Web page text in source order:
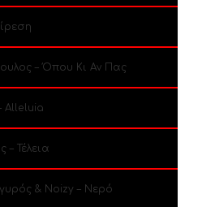
– Όπου Κι Αν Πας
Alleluia
– Τέλεια
& Noizy – Νερό